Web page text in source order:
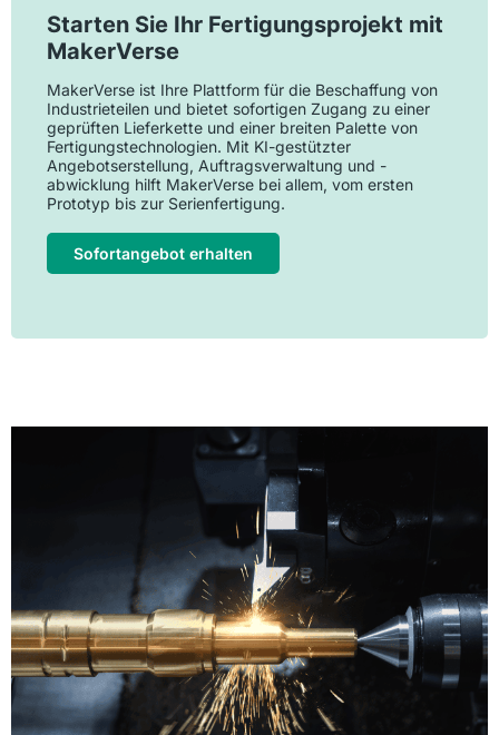
Starten Sie Ihr Fertigungsprojekt mit
MakerVerse
MakerVerse ist Ihre Plattform für die Beschaffung von
Industrieteilen und bietet sofortigen Zugang zu einer
geprüften Lieferkette und einer breiten Palette von
Fertigungstechnologien. Mit KI-gestützter
Angebotserstellung, Auftragsverwaltung und -
abwicklung hilft MakerVerse bei allem, vom ersten
Prototyp bis zur Serienfertigung.
Sofortangebot erhalten